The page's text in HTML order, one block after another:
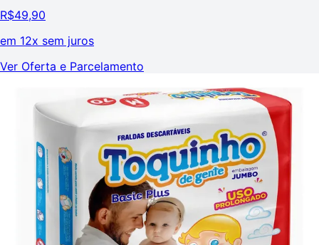
R$49,90
em 12x sem juros
Ver Oferta e Parcelamento